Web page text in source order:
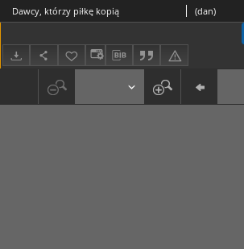
Dawcy, którzy piłkę kopią (dan)